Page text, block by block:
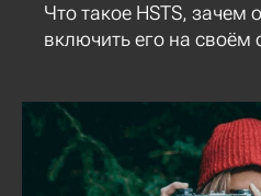
Что такое HSTS, зачем
включить его на своём